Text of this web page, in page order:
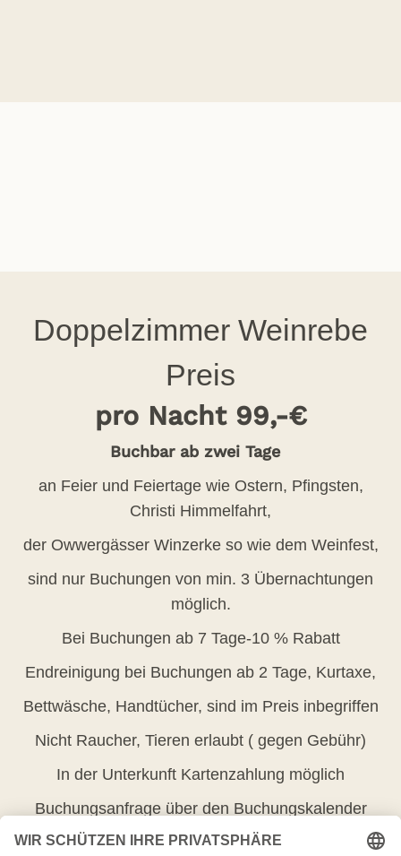
Doppelzimmer Weinrebe
Preis
pro Nacht 99,-€
Buchbar ab zwei Tage
an Feier und Feiertage wie Ostern, Pfingsten,
Christi Himmelfahrt,
der Owwergässer Winzerke so wie dem Weinfest,
sind nur Buchungen von min. 3 Übernachtungen
möglich.
Bei Buchungen ab 7 Tage-10 % Rabatt
Endreinigung bei Buchungen ab 2 Tage, Kurtaxe,
Bettwäsche, Handtücher, sind im Preis inbegriffen
Nicht Raucher, Tieren erlaubt ( gegen Gebühr)
In der Unterkunft Kartenzahlung möglich
Buchungsanfrage über den Buchungskalender